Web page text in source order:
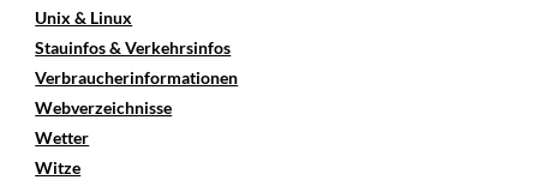
Unix & Linux
Stauinfos & Verkehrsinfos
Verbraucherinformationen
Webverzeichnisse
Wetter
Witze